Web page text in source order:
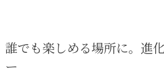
誰でも楽しめる場所に。進
ー